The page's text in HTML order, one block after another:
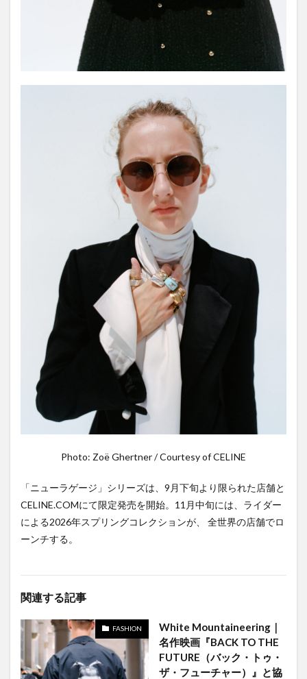
Photo: Zoë Ghertner / Courtesy of CELINE
「ニューラゲージ」シリーズは、9月下旬より限られた店舗と
CELINE.COMにて限定発売を開始。11月中旬には、ライダー
による2026年スプリングコレクションが、 全世界の店舗でロ
ーンチする。
関連する記事
FASHION
White Mountaineering｜
名作映画『BACK TO THE
FUTURE（バック・トゥ・
ザ・フューチャー）』と協